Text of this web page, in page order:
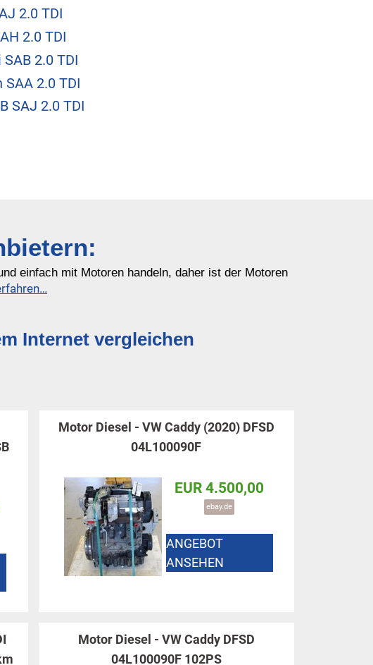
2.0 TDI
2.0 TDI
2.0 TDI
SAA 2.0 TDI
SAJ 2.0 TDI
einfach mit Motoren handeln, daher ist der Motoren
Internet vergleichen
Motor Diesel - VW Caddy (2020) DFSD
04L100090F
EUR 4.500,00
ebay.de
ANGEBOT
ANSEHEN
Motor Diesel - VW Caddy DFSD
04L100090F 102PS